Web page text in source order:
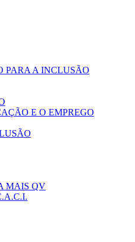
PARA A INCLUSÃO
E O EMPREGO
MAIS QV